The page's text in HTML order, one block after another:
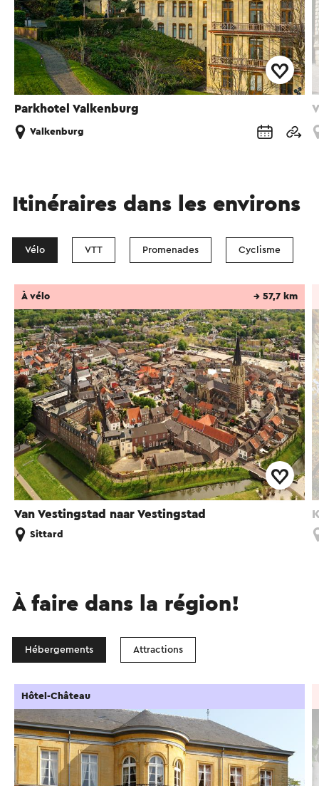
Parkhotel Valkenburg
Valkenburg
Itinéraires dans les environs
Vélo VTT Promenades Cyclisme
Van Vestingstad naar Vestingstad
À vélo → 57,7 km
Sittard
À faire dans la région!
Hébergements Attractions
Hôtel-Château